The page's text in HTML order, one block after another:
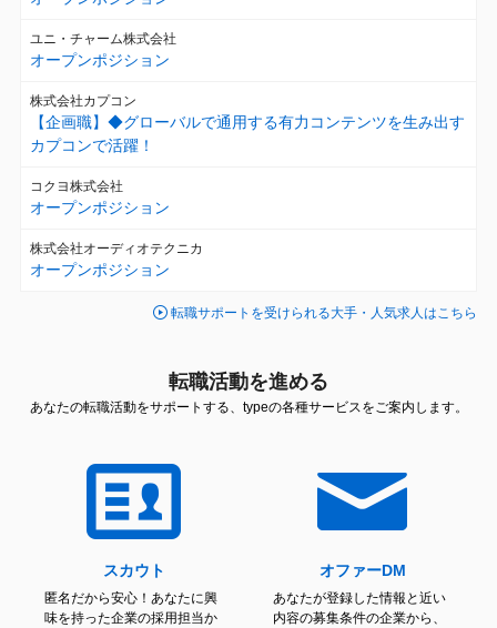
ユニ・チャーム株式会社
オープンポジション
株式会社カプコン
【企画職】◆グローバルで通用する有力コンテンツを生み出す
カプコンで活躍！
コクヨ株式会社
オープンポジション
株式会社オーディオテクニカ
オープンポジション
転職サポートを受けられる大手・人気求人はこちら
転職活動を進める
あなたの転職活動をサポートする、typeの各種サービスをご案内します。
スカウト
匿名だから安心！あなたに興
味を持った企業の採用担当か
オファーDM
あなたが登録した情報と近い
内容の募集条件の企業から、